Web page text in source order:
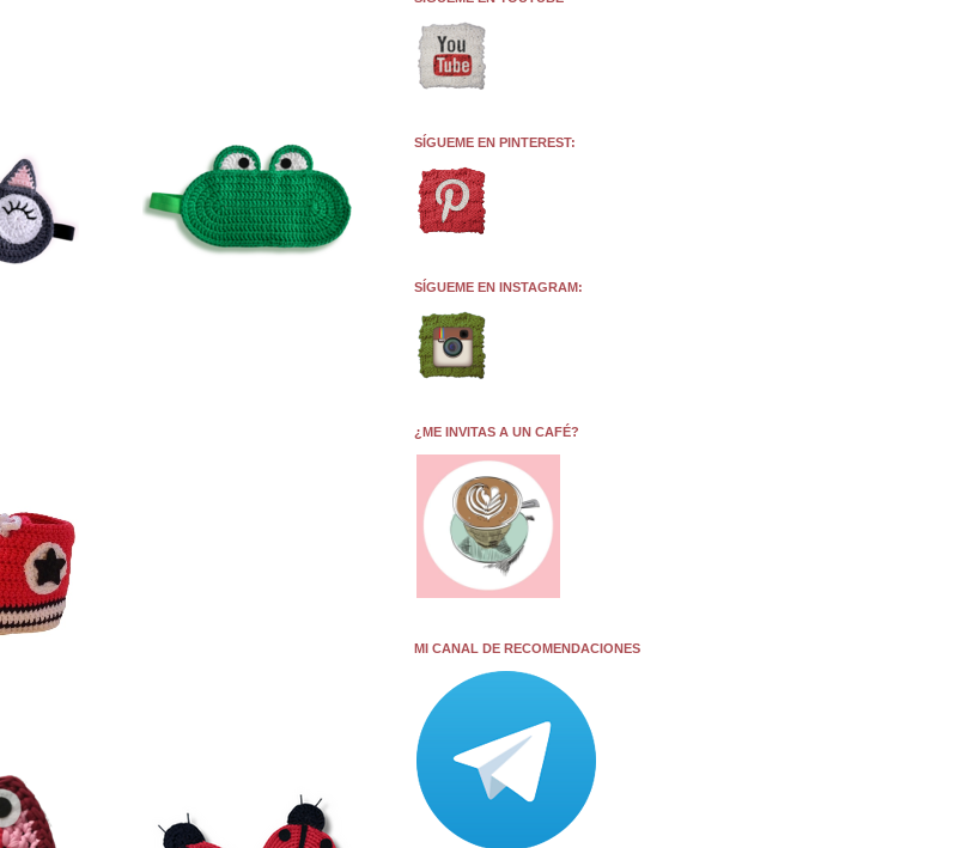
SÍGUEME EN PINTEREST:
SÍGUEME EN INSTAGRAM:
¿ME INVITAS A UN CAFÉ?
MI CANAL DE RECOMENDACIONES